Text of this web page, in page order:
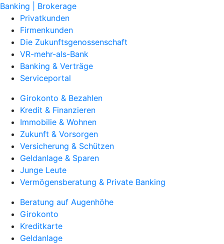
Banking | Brokerage
Privatkunden
Firmenkunden
Die Zukunftsgenossenschaft
VR-mehr-als-Bank
Banking & Verträge
Serviceportal
Girokonto & Bezahlen
Kredit & Finanzieren
Immobilie & Wohnen
Zukunft & Vorsorgen
Versicherung & Schützen
Geldanlage & Sparen
Junge Leute
Vermögensberatung & Private Banking
Beratung auf Augenhöhe
Girokonto
Kreditkarte
Geldanlage